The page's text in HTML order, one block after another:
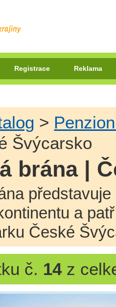
Registrace Reklama
>
Švýcarsko
brána |
a
České
č. 14z